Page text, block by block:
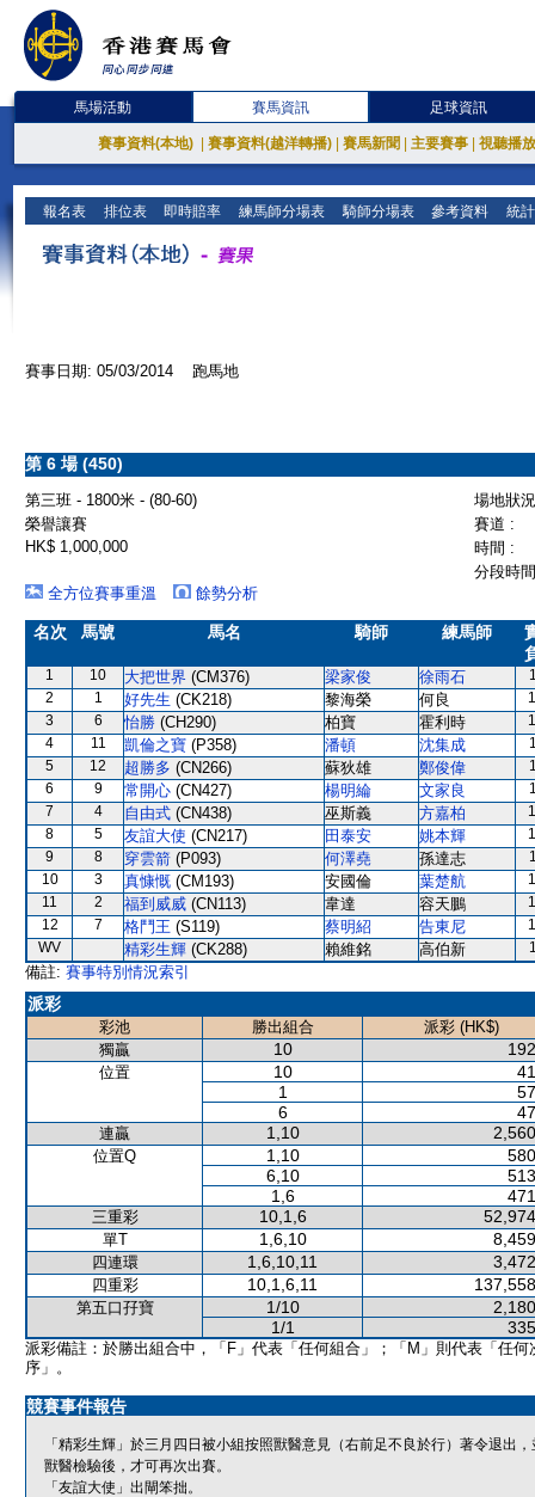
馬場活動 賽馬資訊 足球資訊
賽事資料(本地) 賽事資料(越洋轉播) 賽馬新聞 主要賽事 視聽播
報名表 排位表 即時賠率 練馬師分場表 騎師分場表 參考資料 統
賽事日期: 05/03/2014 跑馬地
第 6 場 (450)
第三班 - 1800米 - (80-60)
場地狀
榮譽讓賽
賽道 :
HK$ 1,000,000
時間 :
分段時
全方位賽事重溫
餘勢分析
名次 馬號 馬名 騎師 練馬師
1 10 大把世界 (CM376) 梁家俊 徐雨石
2
1 好先生 (CK218) 黎海榮 何良
3
6 怡勝 (CH290) 柏寶 霍利時
4
11 凱倫之寶 (P358) 潘頓 沈集成
5
12 超勝多 (CN266) 蘇狄雄 鄭俊偉
6
9 常開心 (CN427) 楊明綸 文家良
7
4 自由式 (CN438) 巫斯義 方嘉柏
8
5 友誼大使 (CN217) 田泰安 姚本輝
9
8 穿雲箭 (P093) 何澤堯 孫達志
10
3 真慷慨 (CM193) 安國倫 葉楚航
11
2 福到威威 (CN113) 韋達 容天鵬
12
7 格鬥王 (S119) 蔡明紹 告東尼
WV
精彩生輝 (CK288) 賴維銘 高伯新
備註: 賽事特別情況索引
派彩
彩池 勝出組合
派彩 (HK$)
獨贏
10
位置 10
1
6
連贏 1,10
位置Q 1,10
6,10
1,6
三重彩 10,1,6
單T 1,6,10
四連環 1,6,10,11
四重彩 10,1,6,11
第五口孖寶 1/10
1/1
派彩備註：於勝出組合中，「F」代表「任何組合」；「M」則代表「任何
序」。
競賽事件報告
「精彩生輝」於三月四日被小組按照獸醫意見（右前足不良於行）著令退出
獸醫檢驗後，才可再次出賽。
「友誼大使」出閘笨拙。